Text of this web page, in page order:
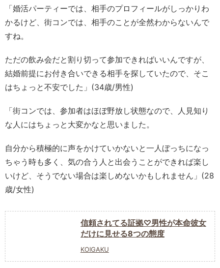
「婚活パーティーでは、相手のプロフィールがしっかりわ
かるけど、街コンでは、相手のことが全然わからないんで
すね。
ただの飲み会だと割り切って参加できればいいんですが、
結婚前提にお付き合いできる相手を探していたので、そこ
はちょっと不安でした」(34歳/男性)
「街コンでは、参加者はほぼ野放し状態なので、人見知り
な人にはちょっと大変かなと思いました。
自分から積極的に声をかけていかないと一人ぼっちになっ
ちゃう時も多く、気の合う人と出会うことができれば楽し
いけど、そうでない場合は楽しめないかもしれません」(28
歳/女性)
信頼されてる証拠♡男性が本命彼女
だけに見せる8つの態度
KOIGAKU